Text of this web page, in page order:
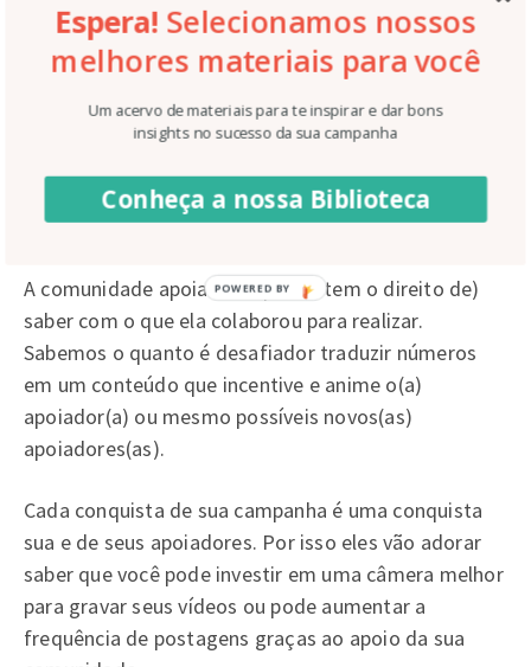
Vale lembrar que todo esse material pode ser usado
também como conteúdo de divulgação da sua
campanha nas redes digitais online!
Compartilhe as realizações que se
tornaram possíveis através dos apoios
A comunidade apoiadora quer (e tem o direito de)
saber com o que ela colaborou para realizar.
Sabemos o quanto é desafiador traduzir números
em um conteúdo que incentive e anime o(a)
apoiador(a) ou mesmo possíveis novos(as)
apoiadores(as).
Cada conquista de sua campanha é uma conquista
sua e de seus apoiadores. Por isso eles vão adorar
saber que você pode investir em uma câmera melhor
para gravar seus vídeos ou pode aumentar a
frequência de postagens graças ao apoio da sua
Espera! Selecionamos nossos
melhores materiais para você
Um acervo de materiais para te inspirar e dar bons
insights no sucesso da sua campanha
Conheça a nossa Biblioteca